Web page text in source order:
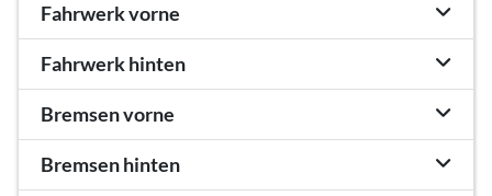
Fahrwerk vorne
Fahrwerk hinten
Bremsen vorne
Bremsen hinten